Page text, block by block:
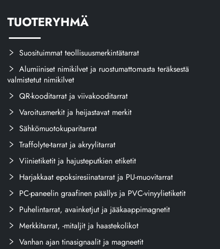
TUOTERYHMÄ
Suosituimmat teollisuusmerkintätarrat
Alumiiniset nimikilvet ja ruostumattomasta teräksestä
valmistetut nimikilvet
QR-kooditarrat ja viivakooditarrat
Varoitusmerkit ja heijastavat merkit
Sähkömuotokuparitarrat
Traffolyte-tarrat ja akryylitarrat
Viinietiketit ja hajusteputkien etiketit
Harjakkaat epoksiresiinatarrat ja PU-muovitarrat
PC-paneelin graafinen päällys ja PVC-vinyylietiketit
Puhelintarrat, avainketjut ja jääkaappimagnetit
Merkkitarrat, -mitaljit ja haastekolikot
Vanhan ajan tinasignaalit ja magneetit